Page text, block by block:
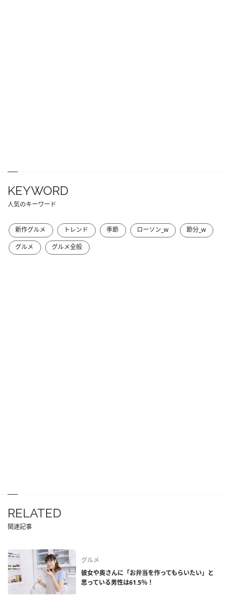
KEYWORD
人気のキーワード
新作グルメ トレンド 季節 ローソン_w
節分_w
グルメ
グルメ全般
RELATED
関連記事
グルメ
彼女や奥さんに「お弁当を作ってもらいたい」と
思っている男性は61.5％！